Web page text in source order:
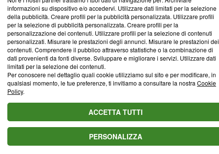
informazioni su dispositivo e/o accedervi. Utilizzare dati limitati per la selezione
della pubblicità. Creare profili per la pubblicità personalizzata. Utilizzare profili
per la selezione di pubblicità personalizzata. Creare profili per la
personalizzazione dei contenuti. Utilizzare profili per la selezione di contenuti
personalizzati. Misurare le prestazioni degli annunci. Misurare le prestazioni dei
contenuti. Comprendere il pubblico attraverso statistiche o la combinazione di
dati provenienti da fonti diverse. Sviluppare e migliorare i servizi. Utilizzare dati
limitati per la selezione dei contenuti.
Per conoscere nel dettaglio quali cookie utilizziamo sul sito e per modificare, in
qualsiasi momento, le tue preferenze, ti invitiamo a consultare la nostra Cookie
Policy.
ACCETTA TUTTI
PERSONALIZZA